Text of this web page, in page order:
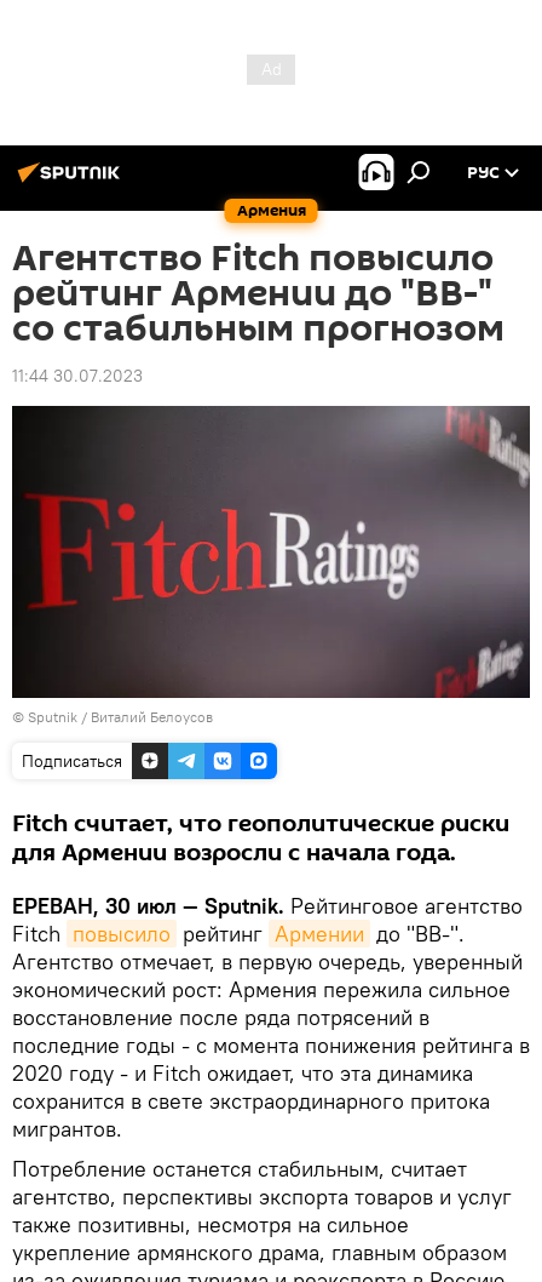
Армения
РУС
Агентство Fitch повысило
рейтинг Армении до "BB-"
со стабильным прогнозом
11:44 30.07.2023
© Sputnik / Виталий Белоусов
Подписаться
Fitch считает, что геополитические риски
для Армении возросли с начала года.
ЕРЕВАН, 30 июл — Sputnik. Рейтинговое агентство
Fitch повысило рейтинг Армении до "BB-".
Агентство отмечает, в первую очередь, уверенный
экономический рост: Армения пережила сильное
восстановление после ряда потрясений в
последние годы - с момента понижения рейтинга в
2020 году - и Fitch ожидает, что эта динамика
сохранится в свете экстраординарного притока
мигрантов.
Потребление останется стабильным, считает
агентство, перспективы экспорта товаров и услуг
также позитивны, несмотря на сильное
укрепление армянского драма, главным образом